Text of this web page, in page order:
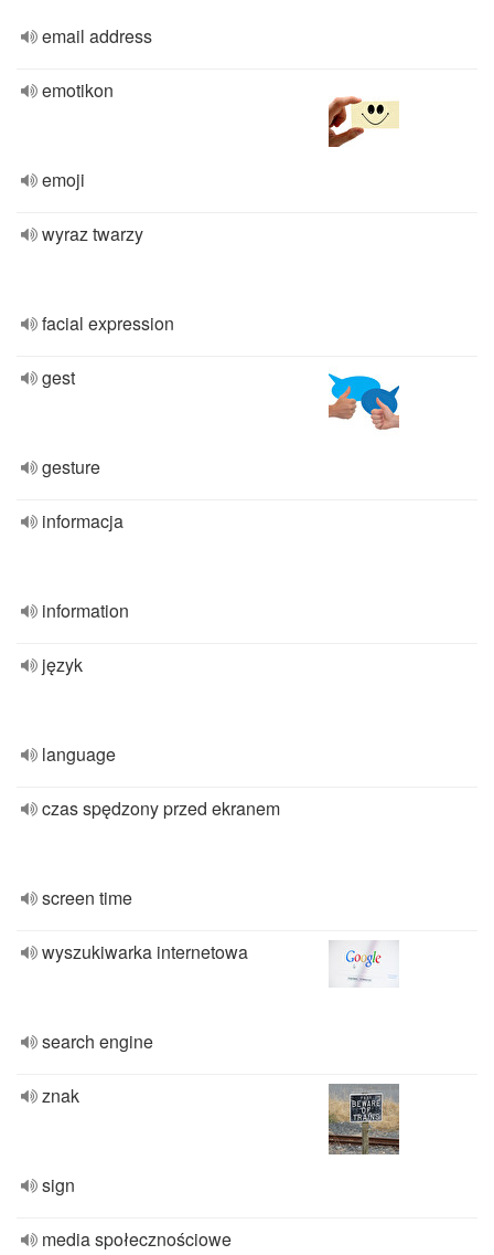
email address
emotikon
emoji
wyraz twarzy
facial expression
gest
gesture
informacja
information
język
language
czas spędzony przed ekranem
screen time
wyszukiwarka internetowa
search engine
znak
sign
media społecznościowe